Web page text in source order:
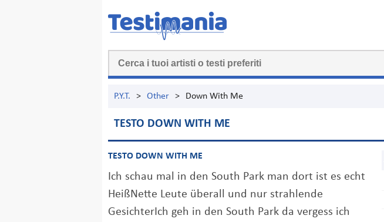
P.Y.T. > Other > Down With Me
TESTO DOWN WITH ME
TESTO DOWN WITH ME
Ich schau mal in den South Park man dort ist es echt
HeißNette Leute überall und nur strahlende
GesichterIch geh in den South Park da vergess ich